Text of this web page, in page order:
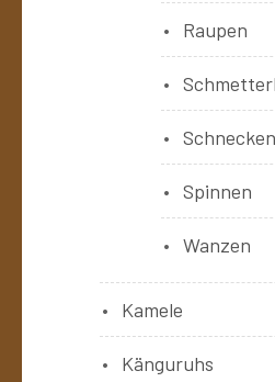
Raupen
Schnecken
Spinnen
Wanzen
Kamele
Känguruhs